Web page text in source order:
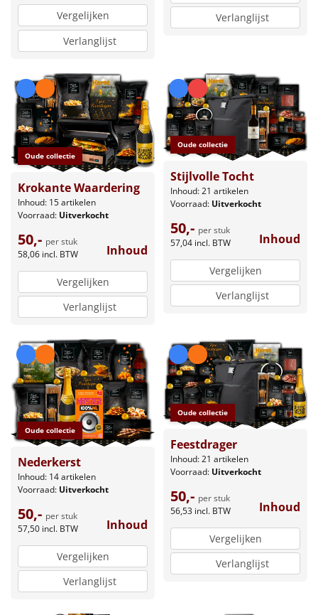
Vergelijken
Verlanglijst
Verlanglijst
Oude collectie
Krokante Waardering
Inhoud: 15 artikelen
Voorraad: Uitverkocht
50,- per stuk
58,06 incl. BTW Inhoud
Vergelijken
Verlanglijst
Oude collectie
Stijlvolle Tocht
Inhoud: 21 artikelen
Voorraad: Uitverkocht
50,- per stuk
57,04 incl. BTW Inhoud
Vergelijken
Verlanglijst
Oude collectie
Nederkerst
Inhoud: 14 artikelen
Voorraad: Uitverkocht
50,- per stuk
57,50 incl. BTW Inhoud
Vergelijken
Verlanglijst
Oude collectie
Feestdrager
Inhoud: 21 artikelen
Voorraad: Uitverkocht
50,- per stuk
56,53 incl. BTW Inhoud
Vergelijken
Verlanglijst